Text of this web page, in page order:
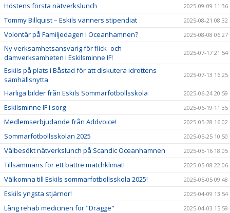
Höstens första nätverkslunch 2025-09-09 11:36
Tommy Billquist – Eskils vänners stipendiat 2025-08-21 08:32
Volontär på Familjedagen i Oceanhamnen? 2025-08-08 06:27
Ny verksamhetsansvarig för flick- och
damverksamheten i Eskilsminne IF!
2025-07-17 21:54
Eskils på plats i Båstad för att diskutera idrottens
samhällsnytta
2025-07-13 16:25
Härliga bilder från Eskils Sommarfotbollsskola 2025-06-24 20:59
Eskilsminne IF i sorg 2025-06-19 11:35
Medlemserbjudande från Addvoice! 2025-05-28 16:02
Sommarfotbollsskolan 2025 2025-05-25 10:50
Välbesökt nätverkslunch på Scandic Oceanhamnen 2025-05-16 18:05
Tillsammans för ett bättre matchklimat! 2025-05-08 22:06
Välkomna till Eskils sommarfotbollsskola 2025! 2025-05-05 09:48
Eskils yngsta stjärnor! 2025-04-09 13:54
Lång rehab medicinen för "Dragge" 2025-04-03 15:59